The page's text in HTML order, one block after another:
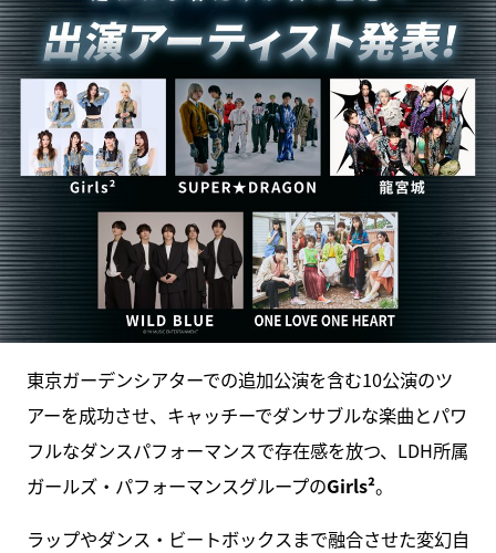
東京ガーデンシアターでの追加公演を含む10公演のツ
アーを成功させ、キャッチーでダンサブルな楽曲とパワ
フルなダンスパフォーマンスで存在感を放つ、LDH所属
ガールズ・パフォーマンスグループのGirls²。
ラップやダンス・ビートボックスまで融合させた変幻自